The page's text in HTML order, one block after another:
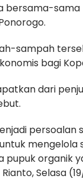
bersama-
sampah
bagi
dari
persoalan
mengelola
pupuk organik
Selasa